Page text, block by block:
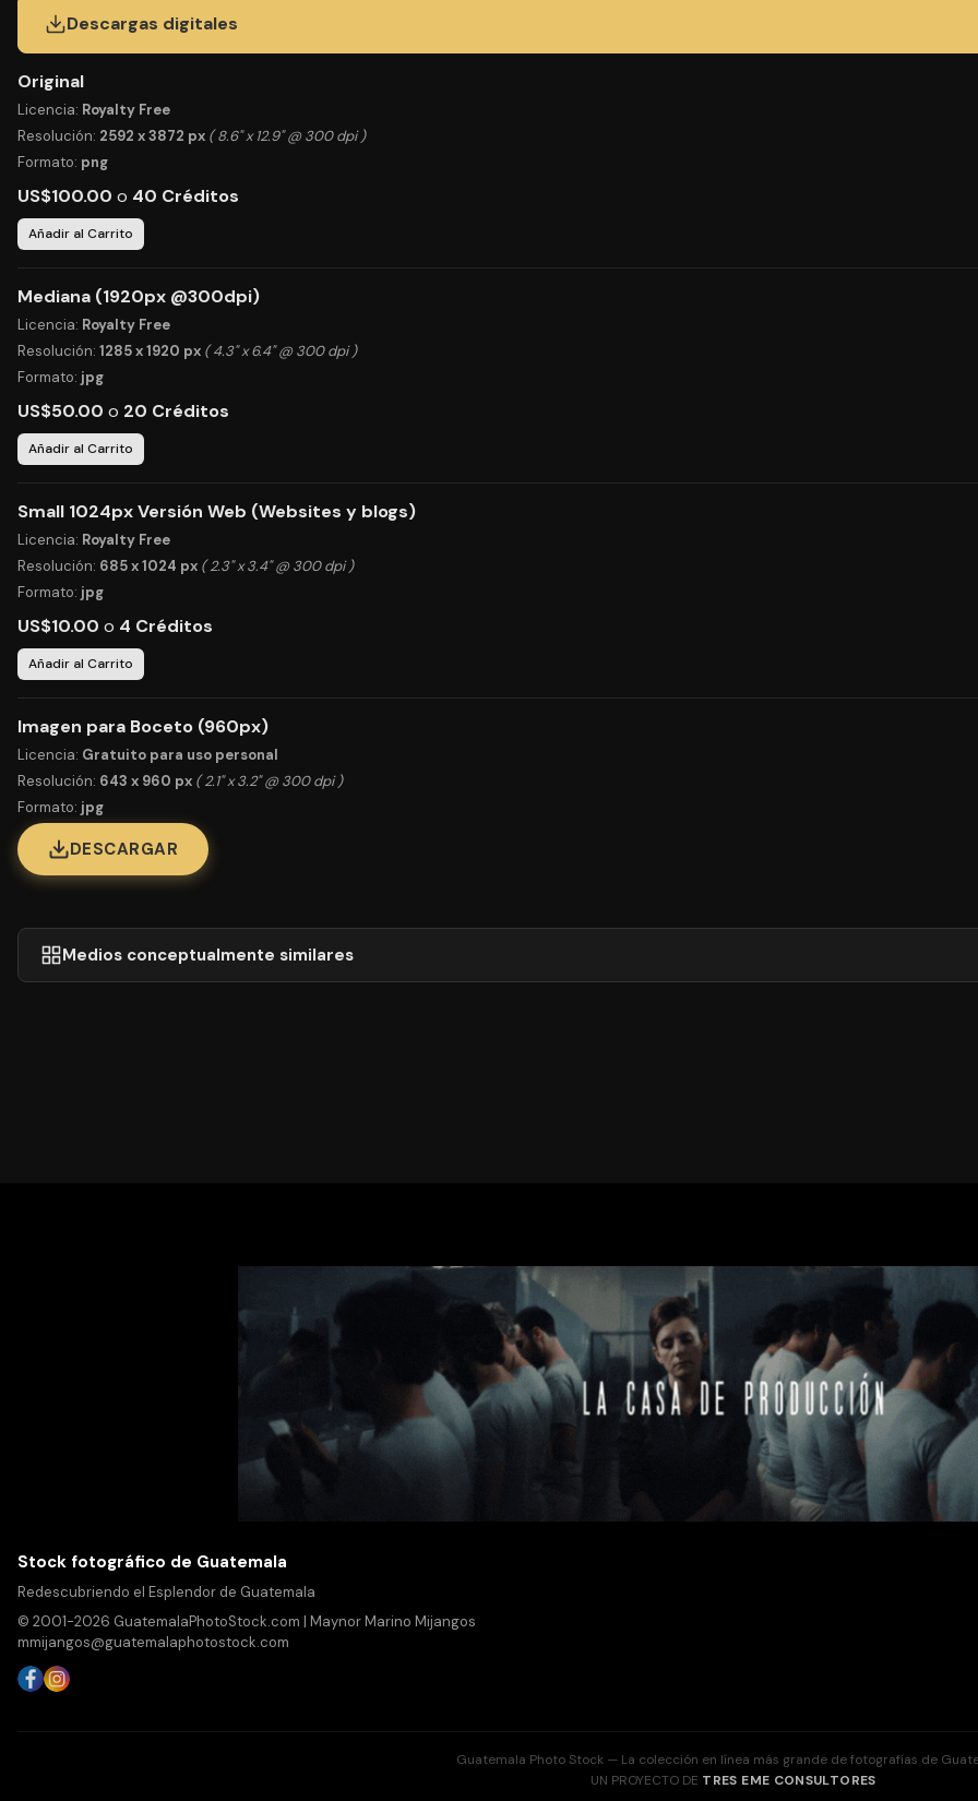
Descargas digitales
Original
Licencia: Royalty Free
Resolución: 2592 x 3872 px ( 8.6" x 12.9" @ 300 dpi )
Formato: png
US$100.00 o 40 Créditos
Añadir al Carrito
Mediana (1920px @300dpi)
Licencia: Royalty Free
Resolución: 1285 x 1920 px ( 4.3" x 6.4" @ 300 dpi )
Formato: jpg
US$50.00 o 20 Créditos
Añadir al Carrito
Small 1024px Versión Web (Websites y blogs)
Licencia: Royalty Free
Resolución: 685 x 1024 px ( 2.3" x 3.4" @ 300 dpi )
Formato: jpg
US$10.00 o 4 Créditos
Añadir al Carrito
Imagen para Boceto (960px)
Licencia: Gratuito para uso personal
Resolución: 643 x 960 px ( 2.1" x 3.2" @ 300 dpi )
Formato: jpg
DESCARGAR
Medios conceptualmente similares
Stock fotográfico de Guatemala
Redescubriendo el Esplendor de Guatemala
© 2001-2026 GuatemalaPhotoStock.com | Maynor Marino Mijangos
mmijangos@guatemalaphotostock.com
Guatemala Photo Stock — La colección en línea más grande de fotografías de
UN PROYECTO DE TRES EME CONSULTORES